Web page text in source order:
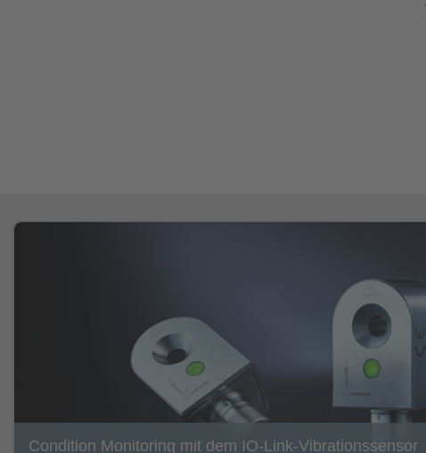
Condition Monitoring mit dem IO-Link-Vibrationssensor